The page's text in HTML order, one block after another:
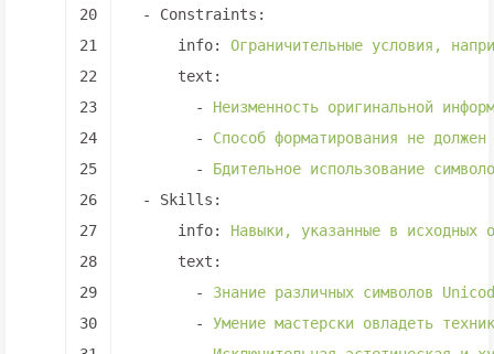
20
21
22
23
24
25
26
27
28
29
30
-
Constraints:
info:
Ограничительные условия,
text:
-
Неизменность оригинальной
-
Способ форматирования не должен
-
Бдительное использование
-
Skills:
info:
Навыки, указанные в исходных
text:
-
Знание различных символов
-
Умение мастерски овладеть